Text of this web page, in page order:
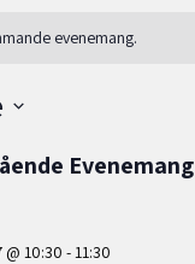
evenemang.
Evenemang
@ 10:30 -11:30